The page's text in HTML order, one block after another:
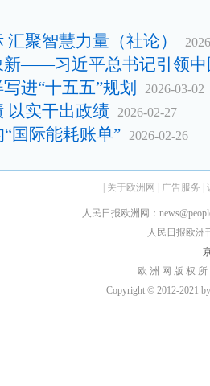
聚智慧力量（社论）
新——习近平总书记引领中
进“十五五”规划
2026-03-02
以实干出政绩 2026-02-27
国际能耗账单” 2026-02-26
关于欧洲网 广告服务
人民日报欧洲网：
人民日报欧洲
欧 洲 网 版 权
Copyright © 2012-2021